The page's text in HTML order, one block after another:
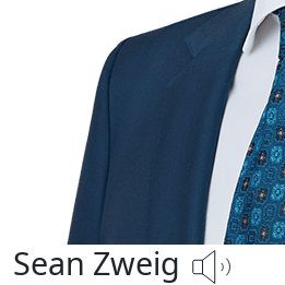
Sean Zweig